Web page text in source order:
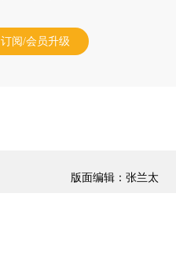
订阅/会员升级
版面编辑：张兰太